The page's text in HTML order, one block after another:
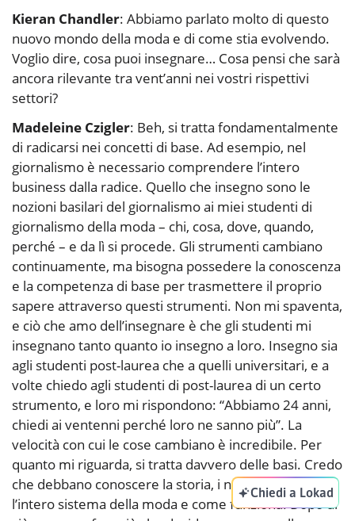
Kieran Chandler: Abbiamo parlato molto di questo
nuovo mondo della moda e di come stia evolvendo.
Voglio dire, cosa puoi insegnare… Cosa pensi che sarà
ancora rilevante tra vent’anni nei vostri rispettivi
settori?
Madeleine Czigler: Beh, si tratta fondamentalmente
di radicarsi nei concetti di base. Ad esempio, nel
giornalismo è necessario comprendere l’intero
business dalla radice. Quello che insegno sono le
nozioni basilari del giornalismo ai miei studenti di
giornalismo della moda – chi, cosa, dove, quando,
perché – e da lì si procede. Gli strumenti cambiano
continuamente, ma bisogna possedere la conoscenza
e la competenza di base per trasmettere il proprio
sapere attraverso questi strumenti. Non mi spaventa,
e ciò che amo dell’insegnare è che gli studenti mi
insegnano tanto quanto io insegno a loro. Insegno sia
agli studenti post-laurea che a quelli universitari, e a
volte chiedo agli studenti di post-laurea di un certo
strumento, e loro mi rispondono: “Abbiamo 24 anni,
chiedi ai ventenni perché loro ne sanno più”. La
velocità con cui le cose cambiano è incredibile. Per
quanto mi riguarda, si tratta davvero delle basi. Credo
che debbano conoscere la storia, i nomi della moda,
l’intero sistema della moda e come funziona. Dopo di
Chiedi a Lokad